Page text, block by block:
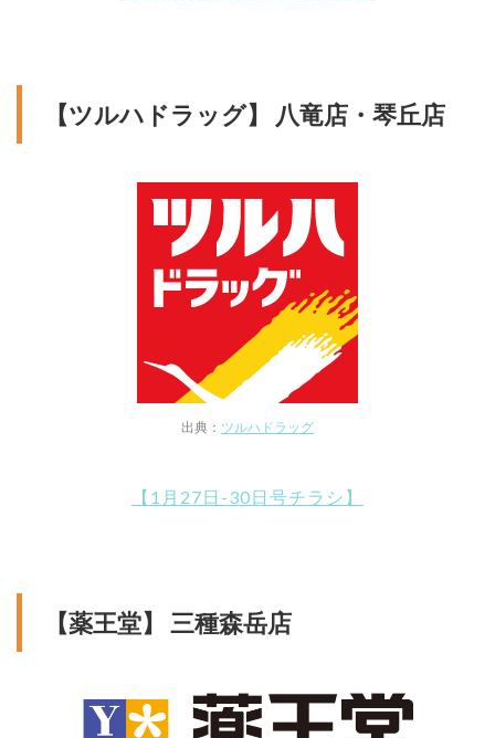
【ツルハドラッグ】 八竜店・琴丘店
出典： ツルハドラッグ
【1月27日-30日号チラシ】
【薬王堂】 三種森岳店